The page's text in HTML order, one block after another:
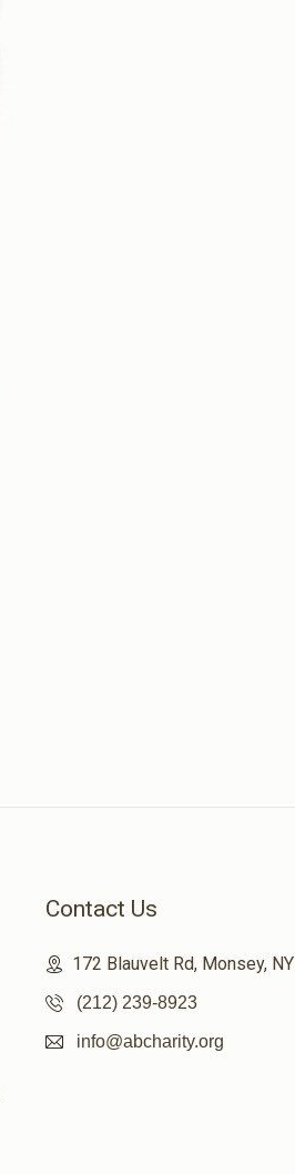
Contact Us
172 Blauvelt Rd, Monsey, NY
(212) 239-8923
info@abcharity.org